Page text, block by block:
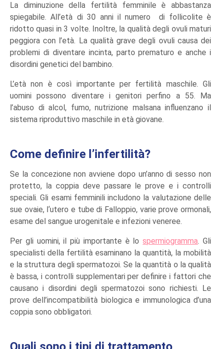
La diminuzione della fertilità femminile è abbastanza
spiegabile. All’età di 30 anni il numero di follicolite è
ridotto quasi in 3 volte. Inoltre, la qualità degli ovuli maturi
peggiora con l’età. La qualità grave degli ovuli causa dei
problemi di diventare incinta, parto prematuro e anche i
disordini genetici del bambino.
L’età non è così importante per fertilità maschile. Gli
uomini possono diventare i genitori perfino a 55. Ma
l’abuso di alcol, fumo, nutrizione malsana influenzano il
sistema riproduttivo maschile in età giovane.
Come definire l’infertilità?
Se la concezione non avviene dopo un’anno di sesso non
protetto, la coppia deve passare le prove e i controlli
speciali. Gli esami femminili includono la valutazione delle
sue ovaie, l‘utero e tube di Falloppio, varie prove ormonali,
esame del sangue urogenitale e infezioni veneree.
Per gli uomini, il più importante è lospermiogramma. Gli
specialisti della fertilità esaminano la quantità, la mobilità
e la struttura degli spermatozoi. Se la quantità o la qualità
è bassa, i controlli supplementari per definire i fattori che
causano i disordini degli spermatozoi sono richiesti. Le
prove dell’incompatibilità biologica e immunologica d’una
coppia sono obbligatori.